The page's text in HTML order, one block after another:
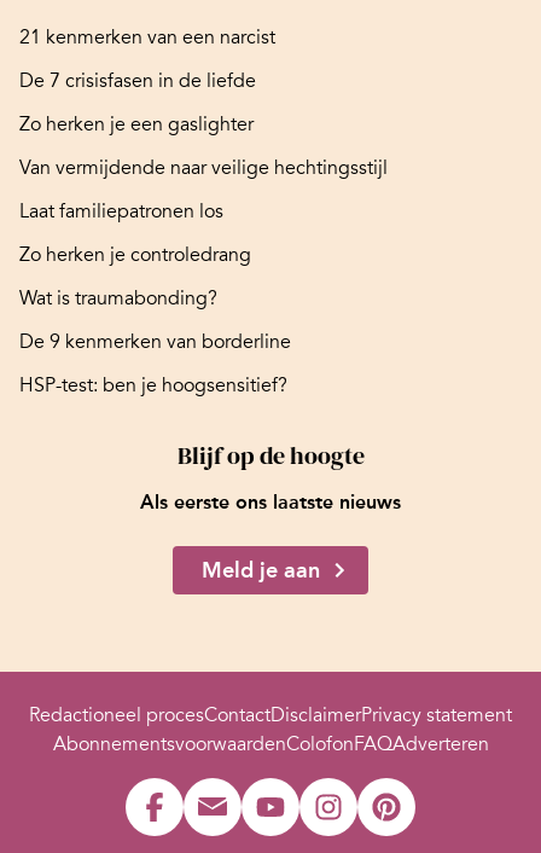
21 kenmerken van een narcist
De 7 crisisfasen in de liefde
Zo herken je een gaslighter
Van vermijdende naar veilige hechtingsstijl
Laat familiepatronen los
Zo herken je controledrang
Wat is traumabonding?
De 9 kenmerken van borderline
HSP-test: ben je hoogsensitief?
Blijf op de hoogte
Als eerste ons laatste nieuws
Meld je aan
Redactioneel procesContactDisclaimerPrivacy statement
AbonnementsvoorwaardenColofonFAQAdverteren